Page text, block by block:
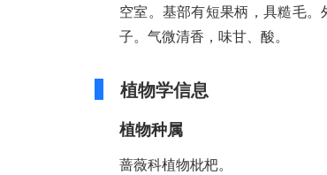
空室。基部有短果柄，具糙毛
子。气微清香，味甘、酸。
植物学信息
植物种属
蔷薇科植物枇杷。